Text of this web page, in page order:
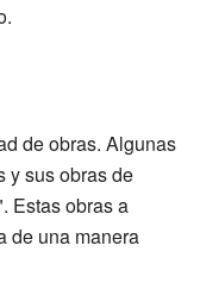
de obras. Algunas
y sus obras de
Estas obras a
de una manera